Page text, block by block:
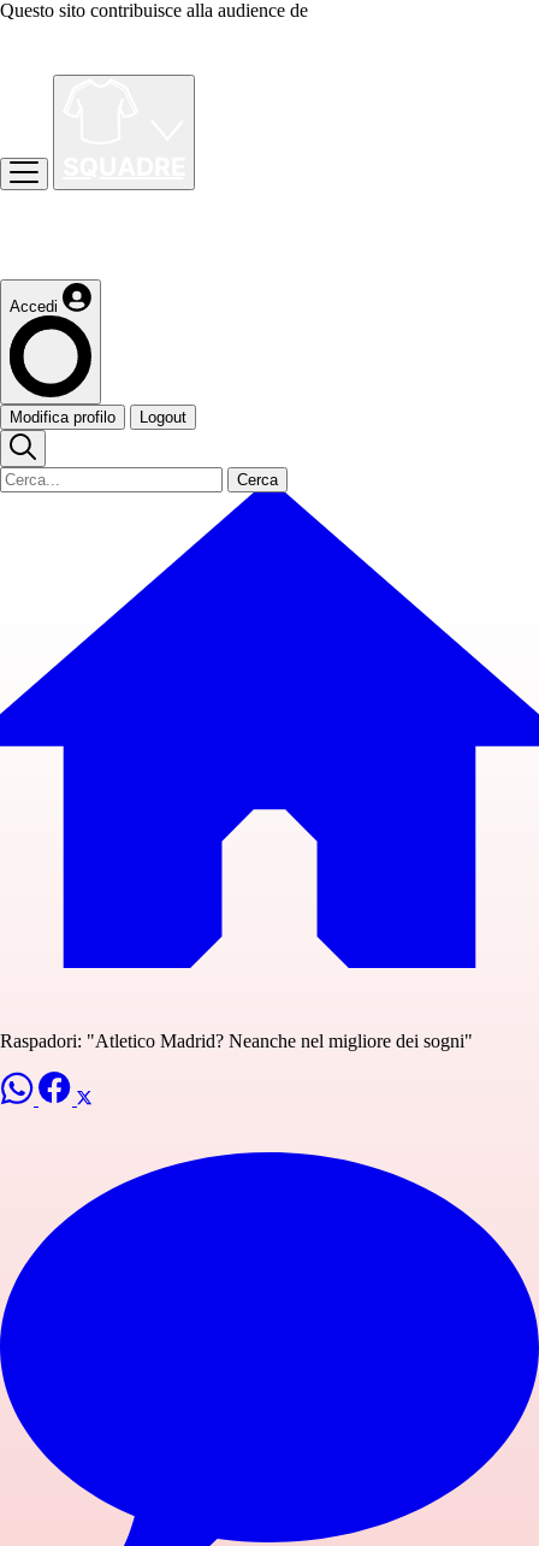
Questo sito contribuisce alla audience de
Accedi
Modifica profilo Logout
Cerca
Raspadori: "Atletico Madrid? Neanche nel migliore dei sogni"